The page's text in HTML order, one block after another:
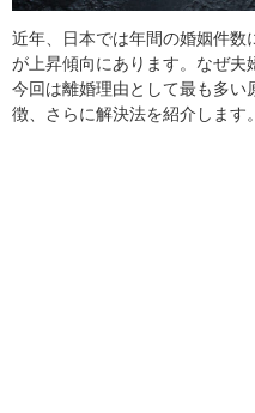
近年、日本では年間の婚姻件
が上昇傾向にあります。なぜ夫
今回は離婚理由として最も多
徴、さらに解決法を紹介します。